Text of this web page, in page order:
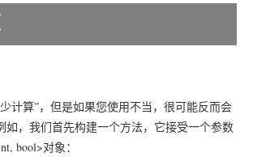
计算”，但是如果您使用不当，很可能反而会
如，我们首先构建一个方法，它接受一个参数
bool>对象：